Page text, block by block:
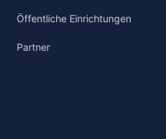
Öffentliche Einrichtungen
Partner